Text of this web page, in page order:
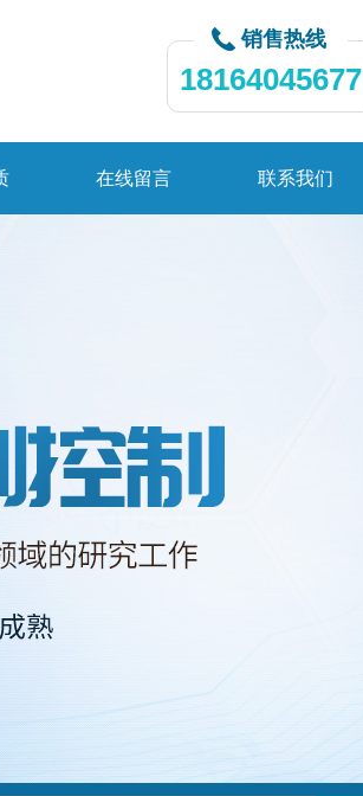
销售热线
18164045677
在线留言 联系我们